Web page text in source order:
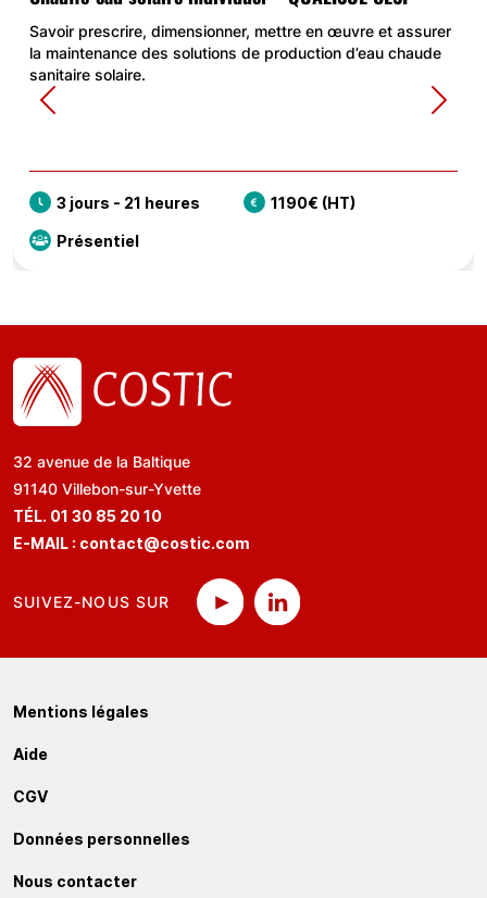
Savoir prescrire, dimensionner, mettre en œuvre et assurer
la maintenance des solutions de production d’eau chaude
sanitaire solaire.
3 jours - 21 heures 1190€ (HT)
Présentiel
Previous Next
32 avenue de la Baltique
91140 Villebon-sur-Yvette
TÉL. 01 30 85 20 10
E-MAIL : contact@costic.com
SUIVEZ-NOUS SUR
Mentions légales
Aide
CGV
Données personnelles
Nous contacter